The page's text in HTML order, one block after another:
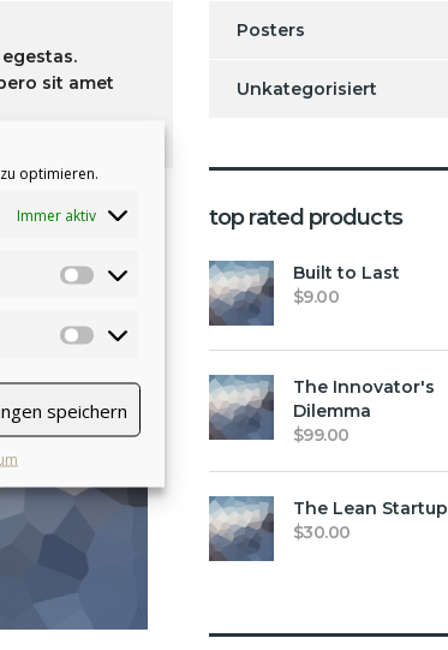
optimieren.
Immer aktiv
speichern
sit amet
Posters
Unkategorisiert
top rated products
Built to Last
$9.00
The Innovator's
Dilemma
$99.00
The Lean Startup
$30.00